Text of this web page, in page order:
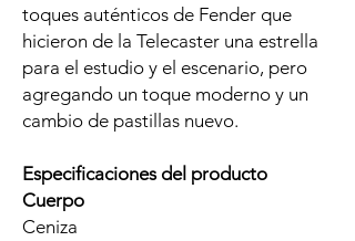
toques auténticos de Fender que
hicieron de la Telecaster una estrella
para el estudio y el escenario, pero
agregando un toque moderno y un
cambio de pastillas nuevo.
Especificaciones del producto
Cuerpo
Ceniza